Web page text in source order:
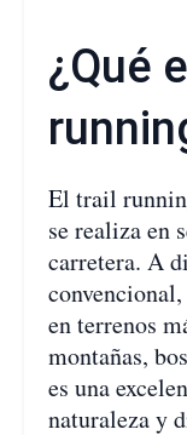
¿Qué
El trail
se realiza en
carretera. A
en terrenos
montañas,
es una
naturaleza y